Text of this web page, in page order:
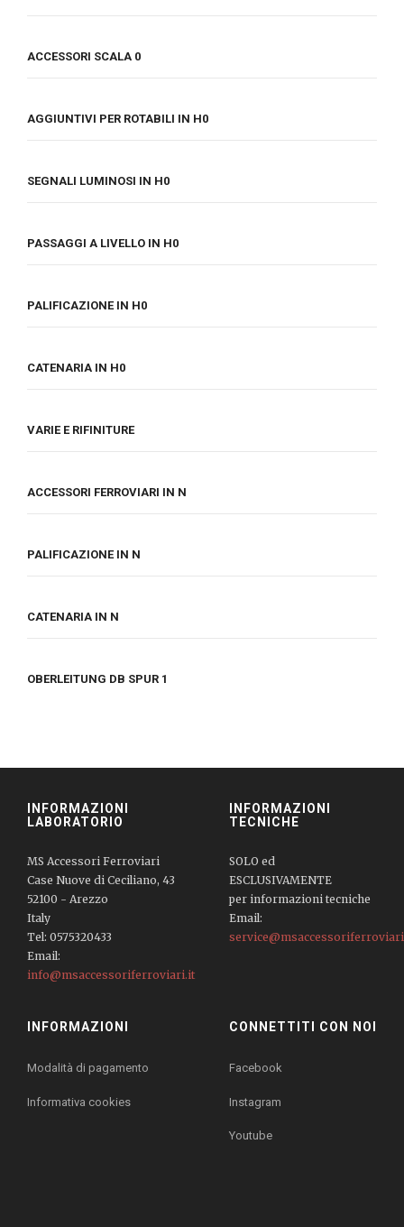
ACCESSORI SCALA 0
AGGIUNTIVI PER ROTABILI IN H0
SEGNALI LUMINOSI IN H0
PASSAGGI A LIVELLO IN H0
PALIFICAZIONE IN H0
CATENARIA IN H0
VARIE E RIFINITURE
ACCESSORI FERROVIARI IN N
PALIFICAZIONE IN N
CATENARIA IN N
OBERLEITUNG DB SPUR 1
INFORMAZIONI
LABORATORIO
MS Accessori Ferroviari
Case Nuove di Ceciliano, 43
52100 - Arezzo
Italy
Tel: 0575320433
Email:
info@msaccessoriferroviari.it
INFORMAZIONI
TECNICHE
SOLO ed
ESCLUSIVAMENTE
per informazioni tecniche
Email:
INFORMAZIONI
Modalità di pagamento
Informativa cookies
CONNETTITI CON NOI
Facebook
Instagram
Youtube